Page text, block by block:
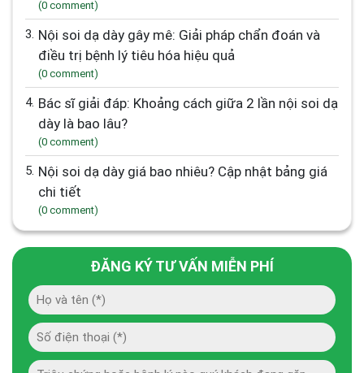
(0 comment)
3. Nội soi dạ dày gây mê: Giải pháp chẩn đoán và
điều trị bệnh lý tiêu hóa hiệu quả
(0 comment)
4. Bác sĩ giải đáp: Khoảng cách giữa 2 lần nội soi dạ
dày là bao lâu?
(0 comment)
5. Nội soi dạ dày giá bao nhiêu? Cập nhật bảng giá
chi tiết
(0 comment)
ĐĂNG KÝ TƯ VẤN MIỄN PHÍ